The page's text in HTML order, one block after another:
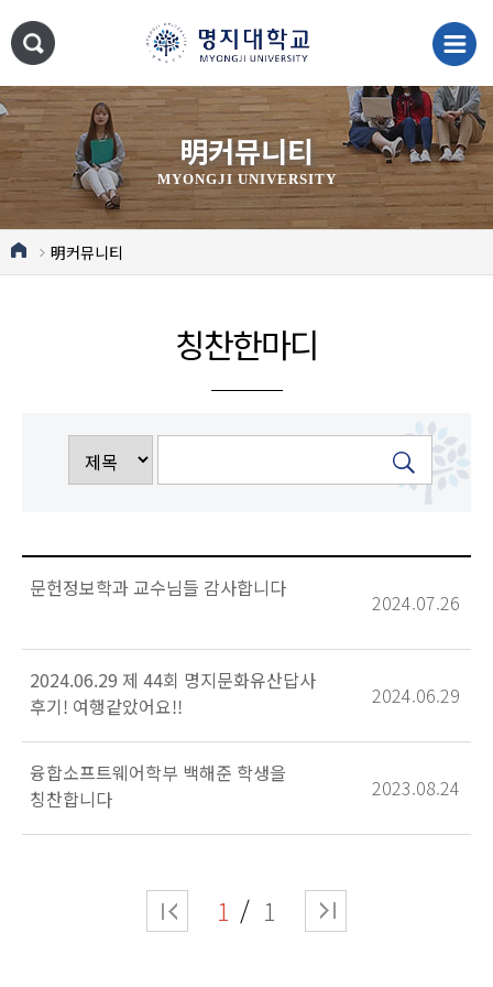
明커뮤니티
MYONGJI UNIVERSITY
明커뮤니티
칭찬한마디
문헌정보학과 교수님들 감사합니다
2024.07.26
2024.06.29 제 44회 명지문화유산답사
후기! 여행같았어요!!
2024.06.29
융합소프트웨어학부 백해준 학생을
칭찬합니다
2023.08.24
1 1